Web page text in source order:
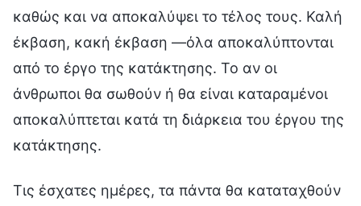
καθώς και να αποκαλύψει το τέλος τους. Καλή
έκβαση, κακή έκβαση —όλα αποκαλύπτονται
από το έργο της κατάκτησης. Το αν οι
άνθρωποι θα σωθούν ή θα είναι καταραμένοι
αποκαλύπτεται κατά τη διάρκεια του έργου της
κατάκτησης.
Τις έσχατες ημέρες, τα πάντα θα καταταχθούν